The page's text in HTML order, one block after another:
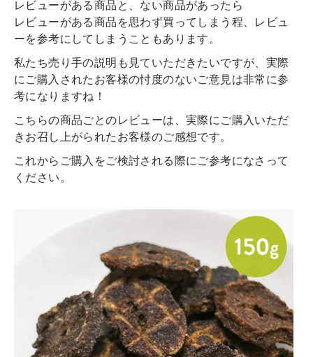
レビューがある商品と、ない商品があったら
レビューがある商品を思わず買ってしまう程、レビュ
ーを参考にしてしまうこともあります。
私たち売り手の説明も見ていただきたいですが、実際
にご購入されたお客様の忖度のないご意見は非常に参
考になりますね！
こちらの商品ごとのレビューは、実際にご購入いただ
きお召し上がられたお客様のご感想です。
これからご購入をご検討される際にご参考になさって
ください。